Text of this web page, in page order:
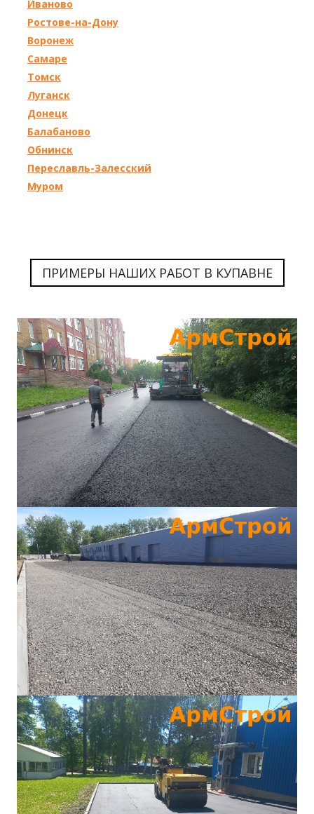
Иваново
Ростове-на-Дону
Воронеж
Самаре
Томск
Луганск
Донецк
Балабаново
Обнинск
Переславль-Залесский
Муром
ПРИМЕРЫ НАШИХ РАБОТ В КУПАВНЕ